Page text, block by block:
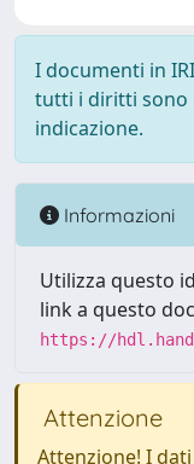
I documenti in
tutti i diritti sono
indicazione.
Informazioni
Utilizza questo
link a questo
https://
Attenzione
Attenzione! I